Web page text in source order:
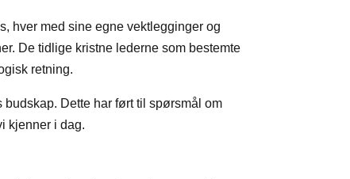
hver med sine egne vektlegginger og
De tidlige kristne lederne som bestemte
retning.
Dette har ført til spørsmål om
kjenner i dag.